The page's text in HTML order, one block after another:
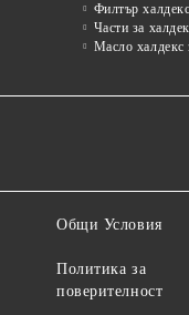
Филтър
Части за
Масло халдекс
Общи Условия
Политика за
поверителност